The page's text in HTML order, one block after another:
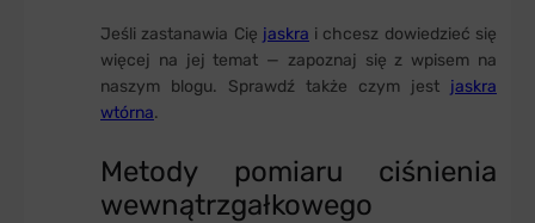
Jeśli zastanawia Cię jaskra i chcesz dowiedzieć się
więcej na jej temat — zapoznaj się z wpisem na
naszym blogu. Sprawdź także czym jest jaskra
wtórna.
Metody pomiaru ciśnienia
wewnątrzgałkowego